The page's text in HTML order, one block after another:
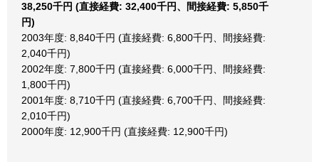
38,250千円 (直接経費: 32,400千円、間接経費: 5,850千
円)
2003年度: 8,840千円 (直接経費: 6,800千円、間接経費:
2,040千円)
2002年度: 7,800千円 (直接経費: 6,000千円、間接経費:
1,800千円)
2001年度: 8,710千円 (直接経費: 6,700千円、間接経費:
2,010千円)
2000年度: 12,900千円 (直接経費: 12,900千円)